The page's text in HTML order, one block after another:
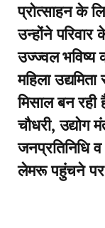
प्रोत्साहन के
उन्होंने
उज्ज्वल भविष्य
महिला
मिसाल बन रही
चौधरी,
जनप्रतिनिधि
लेमरू पहुंचने पर